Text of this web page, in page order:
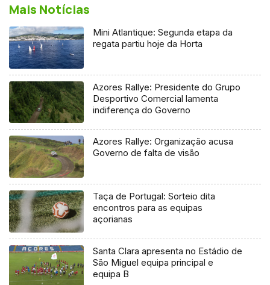
Mais Notícias
Mini Atlantique: Segunda etapa da
regata partiu hoje da Horta
Azores Rallye: Presidente do Grupo
Desportivo Comercial lamenta
indiferença do Governo
Azores Rallye: Organização acusa
Governo de falta de visão
Taça de Portugal: Sorteio dita
encontros para as equipas
açorianas
Santa Clara apresenta no Estádio de
São Miguel equipa principal e
equipa B